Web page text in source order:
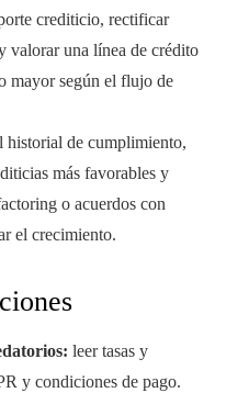
crediticio, rectificar
valorar una línea de crédito
mayor según el flujo de
historial de cumplimiento,
más favorables y
o acuerdos con
el crecimiento.
leer tasas y
y condiciones de pago.